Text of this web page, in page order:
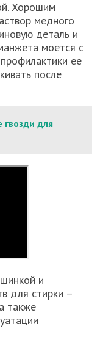
Хорошим
медного
деталь и
моется с
ее
после
для
и
для стирки –
также